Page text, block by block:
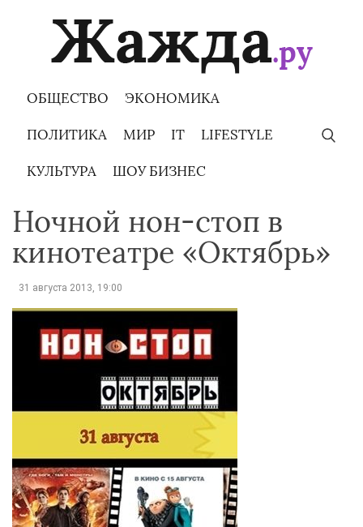
ОБЩЕСТВО ЭКОНОМИКА
ПОЛИТИКА МИР IT LIFESTYLE
КУЛЬТУРА ШОУ БИЗНЕС
Ночной нон-стоп в
кинотеатре «Октябрь»
31 августа 2013, 19:00